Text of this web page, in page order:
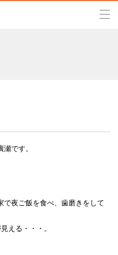
です。
で夜ご飯を食べ、歯磨きをして
える・・・。